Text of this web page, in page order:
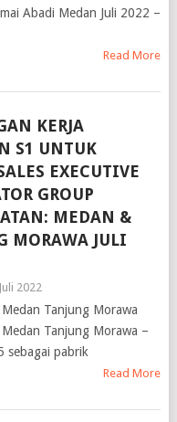
Abadi Medan Juli 2022 –
Read More
KERJA
S1 UNTUK
EXECUTIVE
GROUP
MEDAN &
MORAWA JULI
2022
Tanjung Morawa
Tanjung Morawa –
sebagai pabrik
Read More